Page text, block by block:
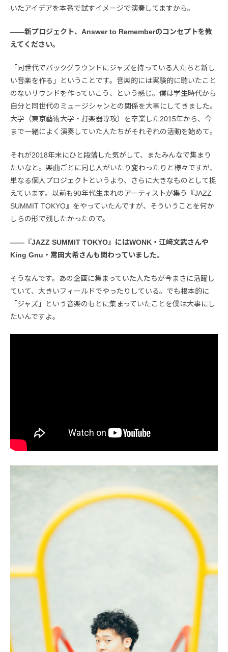
いたアイデアを本番で試すイメージで演奏してますから。
――新プロジェクト、Answer to Rememberのコンセプトを教
えてください。
「同世代でバックグラウンドにジャズを持っている人たちと新し
い音楽を作る」ということです。音楽的には実験的に聴いたこと
のないサウンドを作っていこう、という感じ。僕は学生時代から
自分と同世代のミュージシャンとの関係を大事にしてきました。
大学（東京藝術大学・打楽器専攻）を卒業した2015年から、今
まで一緒によく演奏していた人たちがそれぞれの活動を始めて。
それが2018年末にひと段落した気がして、またみんなで集まり
たいなと。楽曲ごとに同じ人がいたり変わったりと様々ですが、
単なる個人プロジェクトというより、さらに大きなものとして捉
えています。以前も90年代生まれのアーティストが集う『JAZZ
SUMMIT TOKYO』をやっていたんですが、そういうことを何か
しらの形で残したかったので。
――『JAZZ SUMMIT TOKYO』にはWONK・江﨑文武さんや
King Gnu・常田大希さんも関わっていました。
そうなんです。あの企画に集まっていた人たちが今まさに活躍し
ていて、大きいフィールドでやったりしている。でも根本的に
「ジャズ」という音楽のもとに集まっていたことを僕は大事にし
たいんですよ。